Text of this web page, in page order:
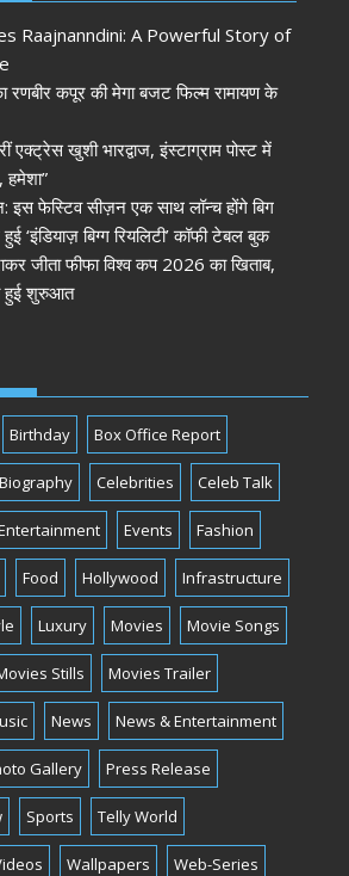
Raajnanndini: A Powerful Story of
रणबीर कपूर की मेगा बजट फिल्म रामायण के
एक्ट्रेस खुशी भारद्वाज, इंस्टाग्राम पोस्ट में
इस फेस्टिव सीज़न एक साथ लॉन्च होंगे बिग
बिग्ग रियलिटी’ कॉफी टेबल बुक
जीता फीफा विश्व कप 2026 का खिताब,
हुई शुरुआत
Birthday Box Office Report
Celebrities Celeb Talk
Events Fashion
Food Hollywood Infrastructure
Luxury Movies Movie Songs
Stills Movies Trailer
News News & Entertainment
Gallery Press Release
Sports Telly World
Wallpapers Web-Series